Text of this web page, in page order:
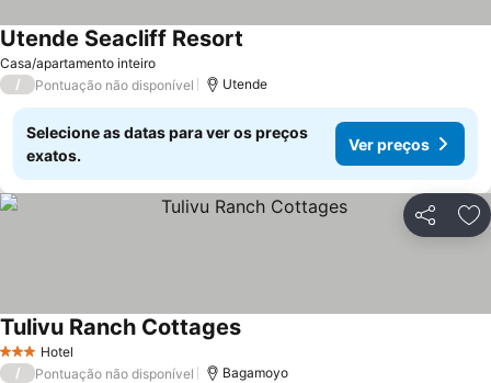
Casa/apartamento inteiro
Utende Seacliff Resort
/ Pontuação não disponível Utende
Selecione as datas para ver os preços
exatos.
Ver preços
Partilhar
3 EstrelasHotel
Tulivu Ranch CottagesVer preços
/ Pontuação não disponível Bagamoyo